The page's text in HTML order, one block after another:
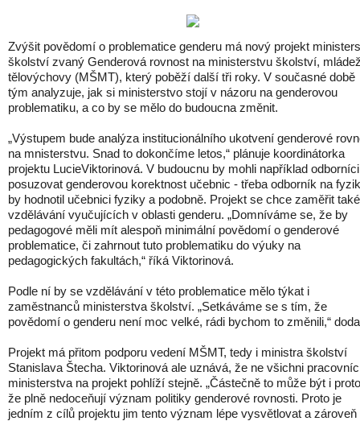
Zvýšit povědomí o problematice genderu má nový projekt
školství zvaný Genderová rovnost na ministerstvu školství,
tělovýchovy (MŠMT), který poběží další tři roky. V současné době
tým analyzuje, jak si ministerstvo stojí v názoru na genderovou
problematiku, a co by se mělo do budoucna změnit.
„Výstupem bude analýza institucionálního ukotvení genderové
na mnisterstvu. Snad to dokončíme letos,“ plánuje koordinátorka
projektu LucieViktorinová. V budoucnu by mohli například odborníci
posuzovat genderovou korektnost učebnic - třeba odborník na
by hodnotil učebnici fyziky a podobně. Projekt se chce zaměřit
vzdělávání vyučujících v oblasti genderu. „Domníváme se, že by
pedagogové měli mít alespoň minimální povědomí o genderové
problematice, či zahrnout tuto problematiku do výuky na
pedagogických fakultách,“ říká Viktorinová.
Podle ní by se vzdělávání v této problematice mělo týkat i
zaměstnanců ministerstva školství. „Setkáváme se s tím, že
povědomí o genderu není moc velké, rádi bychom to změnili,“
Projekt má přitom podporu vedení MŠMT, tedy i ministra školství
Stanislava Štecha. Viktorinová ale uznává, že ne všichni
ministerstva na projekt pohlíží stejně. „Částečně to může být i
že plně nedoceňují význam politiky genderové rovnosti. Proto je
jedním z cílů projektu jim tento význam lépe vysvětlovat a zároveň